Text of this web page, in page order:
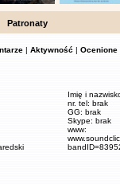
Patronaty
| Aktywność | Ocenione
Imię i
nr. tel: brak
GG: brak
Skype: brak
www: